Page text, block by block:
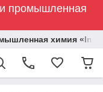
промышленная
химия